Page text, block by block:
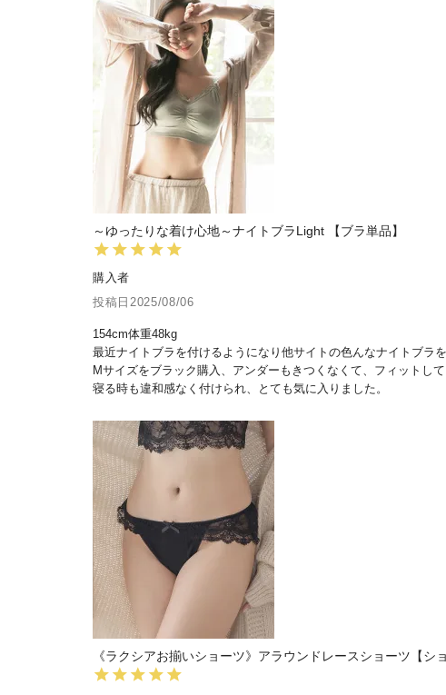
～ゆったりな着け心地～ナイトブラLight 【ブラ単品】
購入者
投稿日 2025/08/06
154cm体重48kg
最近ナイトブラを付けるようになり他サイトの色んなナイトブラ
Mサイズをブラック購入、アンダーもきつくなくて、フィットして
寝る時も違和感なく付けられ、とても気に入りました。
《ラクシアお揃いショーツ》アラウンドレースショーツ【シ